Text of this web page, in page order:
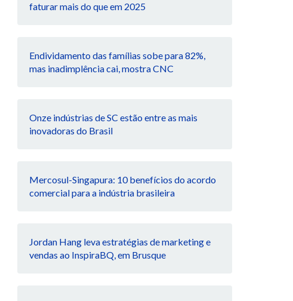
faturar mais do que em 2025
Endividamento das famílias sobe para 82%,
mas inadimplência cai, mostra CNC
Onze indústrias de SC estão entre as mais
inovadoras do Brasil
Mercosul-Singapura: 10 benefícios do acordo
comercial para a indústria brasileira
Jordan Hang leva estratégias de marketing e
vendas ao InspiraBQ, em Brusque